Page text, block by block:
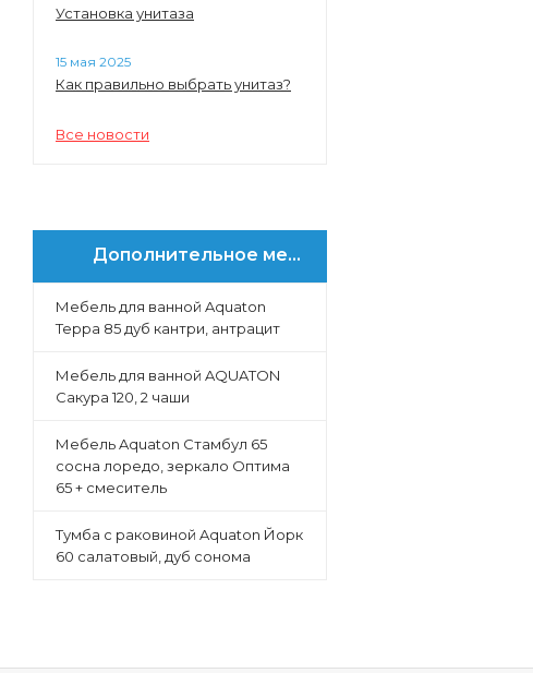
Установка унитаза
15 мая 2025
Как правильно выбрать унитаз?
Все новости
Дополнительное меню
Мебель для ванной Aquaton
Терра 85 дуб кантри, антрацит
Мебель для ванной AQUATON
Сакура 120, 2 чаши
Мебель Aquaton Стамбул 65
сосна лоредо, зеркало Оптима
65 + смеситель
Тумба с раковиной Aquaton Йорк
60 салатовый, дуб сонома